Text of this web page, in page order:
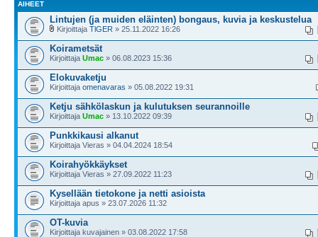
AIHEET
Lintujen (ja muiden eläinten) bongaus, kuvia ja keskustelua
Kirjoittaja TlGER » 25.11.2022 16:26
Koirametsät
Kirjoittaja Umac » 06.08.2023 15:36
Elokuvaketju
Kirjoittaja omenavaras » 05.08.2022 19:31
Ketju sähkölaskun ja kulutuksen seurannoille
Kirjoittaja Umac » 13.10.2022 09:39
Punkkikausi alkanut
Kirjoittaja Vieras » 04.04.2024 18:54
Koirahyökkäykset
Kirjoittaja Vieras » 27.09.2022 11:23
Kysellään tietokone ja netti asioista
Kirjoittaja apus » 23.07.2026 11:32
OT-kuvia
Kirjoittaja kuvajainen » 03.08.2022 17:58